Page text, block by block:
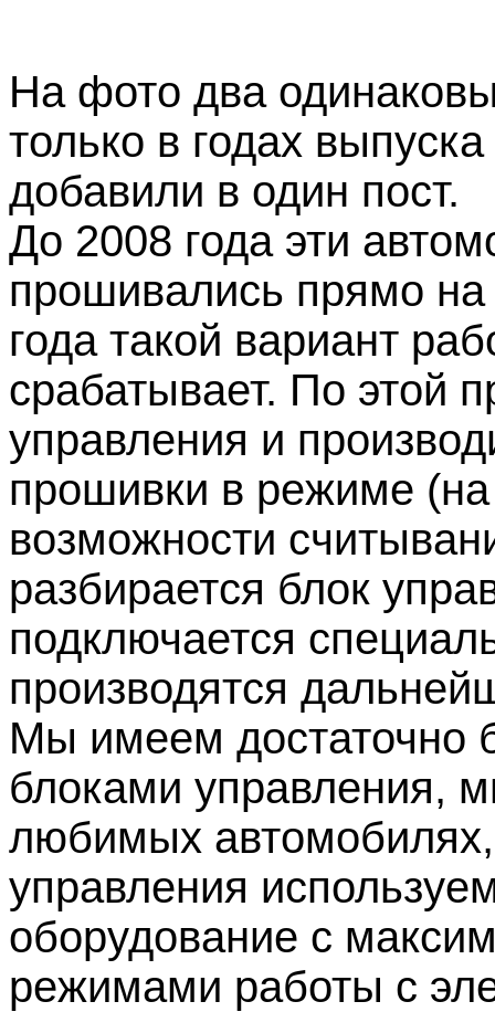
На фото два
только в годах
добавили в один пост.
До 2008 года эти
прошивались прямо
года такой вариант
срабатывает. По этой
управления и
прошивки в режиме (на
возможности
разбирается блок
подключается
производятся
Мы имеем достаточно
блоками управления,
любимых
управления
оборудование с
режимами работы с